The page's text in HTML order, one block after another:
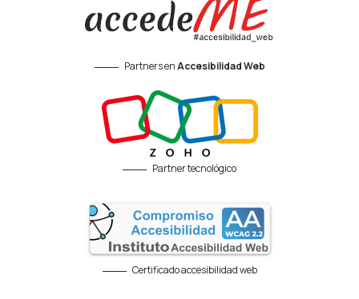
Partners enAccesibilidad Web
Partner tecnológico
Certificado accesibilidad web